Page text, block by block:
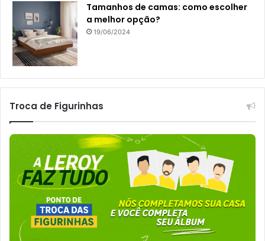
Tamanhos de camas: como escolher
a melhor opção?
19/06/2024
Troca de Figurinhas